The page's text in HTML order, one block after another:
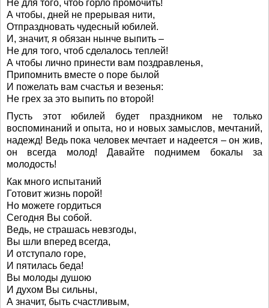
Не для того, чтоб горло промочить!
А чтобы, дней не прерывая нити,
Отпраздновать чудесный юбилей.
И, значит, я обязан нынче выпить –
Не для того, чтоб сделалось теплей!
А чтобы лично принести вам поздравленья,
Припомнить вместе о поре былой
И пожелать вам счастья и везенья:
Не грех за это выпить по второй!
Пусть этот юбилей будет праздником не только
воспоминаний и опыта, но и новых замыслов, мечтаний,
надежд! Ведь пока человек мечтает и надеется – он жив,
он всегда молод! Давайте поднимем бокалы за
молодость!
Как много испытаний
Готовит жизнь порой!
Но можете гордиться
Сегодня Вы собой.
Ведь, не страшась невзгоды,
Вы шли вперед всегда,
И отступало горе,
И пятилась беда!
Вы молоды душою
И духом Вы сильны,
А значит, быть счастливым,